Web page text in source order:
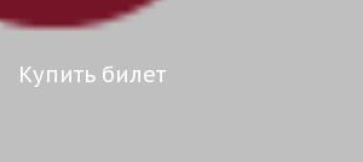
Купить билет